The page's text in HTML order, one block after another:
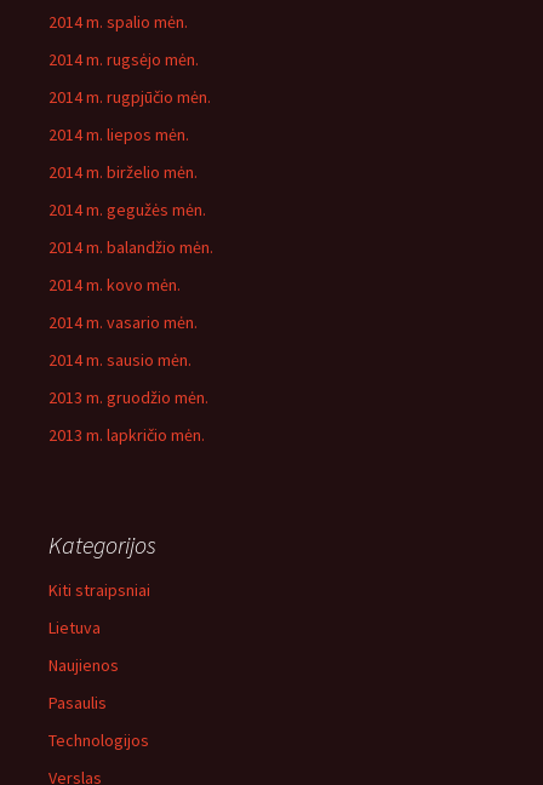
2014 m. spalio mėn.
2014 m. rugsėjo mėn.
2014 m. rugpjūčio mėn.
2014 m. liepos mėn.
2014 m. birželio mėn.
2014 m. gegužės mėn.
2014 m. balandžio mėn.
2014 m. kovo mėn.
2014 m. vasario mėn.
2014 m. sausio mėn.
2013 m. gruodžio mėn.
2013 m. lapkričio mėn.
Kategorijos
Kiti straipsniai
Lietuva
Naujienos
Pasaulis
Technologijos
Verslas